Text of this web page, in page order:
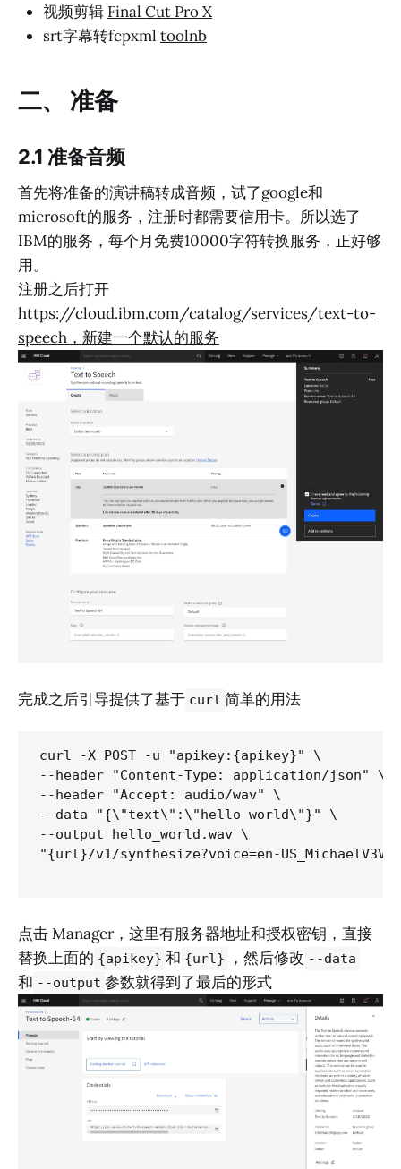
视频剪辑 Final Cut Pro X
srt字幕转fcpxml toolnb
二、 准备
2.1 准备音频
首先将准备的演讲稿转成音频，试了google和
microsoft的服务，注册时都需要信用卡。所以选了
IBM的服务，每个月免费10000字符转换服务，正好够
用。
注册之后打开
https://cloud.ibm.com/catalog/services/text-to-
speech，新建一个默认的服务
完成之后引导提供了基于 curl 简单的用法
curl -X POST -u "apikey:{apikey}" \
--header "Content-Type: application/json" \
--header "Accept: audio/wav" \
--data "{\"text\":\"hello world\"}" \
--output hello_world.wav \
"{url}/v1/synthesize?voice=en-
点击 Manager，这里有服务器地址和授权密钥，直接
替换上面的 {apikey} 和 {url} ，然后修改 --data
和 --output 参数就得到了最后的形式